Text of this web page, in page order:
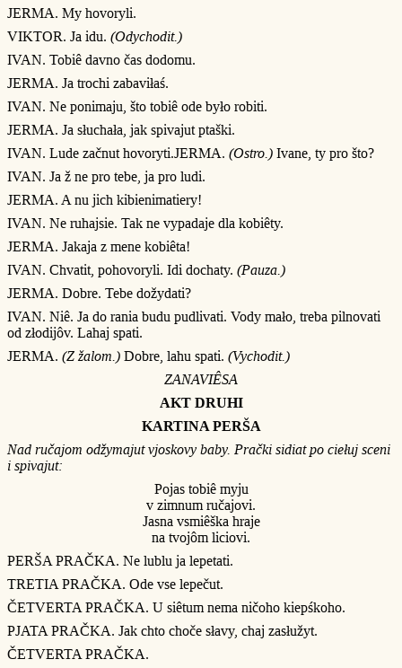
JERMA. My hovoryli.
VIKTOR. Ja idu. (Odychodit.)
IVAN. Tobiê davno čas dodomu.
JERMA. Ja trochi zabaviłaś.
IVAN. Ne ponimaju, što tobiê ode było robiti.
JERMA. Ja słuchała, jak spivajut ptaški.
IVAN. Lude začnut hovoryti.JERMA. (Ostro.) Ivane, ty pro što?
IVAN. Ja ž ne pro tebe, ja pro ludi.
JERMA. A nu jich kibienimatiery!
IVAN. Ne ruhajsie. Tak ne vypadaje dla kobiêty.
JERMA. Jakaja z mene kobiêta!
IVAN. Chvatit, pohovoryli. Idi dochaty. (Pauza.)
JERMA. Dobre. Tebe dožydati?
IVAN. Niê. Ja do rania budu pudlivati. Vody mało, treba pilnovati
od złodijôv. Lahaj spati.
JERMA. (Z žalom.) Dobre, lahu spati. (Vychodit.)
ZANAVIÊSA
AKT DRUHI
KARTINA PERŠA
Nad ručajom odžymajut vjoskovy baby. Prački sidiat po ciełuj sceni
i spivajut:
Pojas tobiê myju
v zimnum ručajovi.
Jasna vsmiêška hraje
na tvojôm liciovi.
PERŠA PRAČKA. Ne lublu ja lepetati.
TRETIA PRAČKA. Ode vse lepečut.
ČETVERTA PRAČKA. U siêtum nema ničoho kiepśkoho.
PJATA PRAČKA. Jak chto choče słavy, chaj zasłužyt.
ČETVERTA PRAČKA.